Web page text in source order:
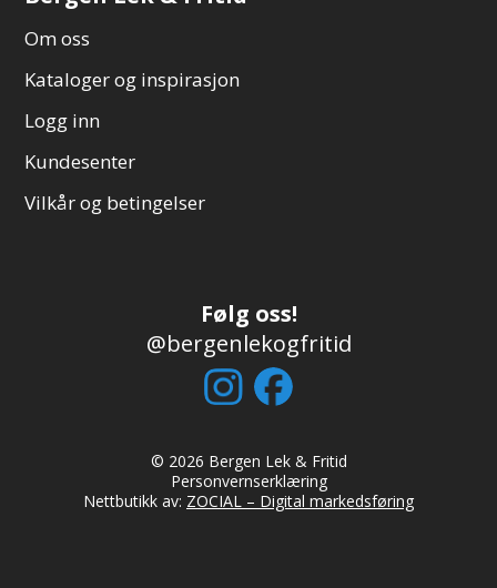
Om oss
Kataloger og inspirasjon
Logg inn
Kundesenter
Vilkår og betingelser
Følg oss!
@bergenlekogfritid
© 2026 Bergen Lek & Fritid
Personvernserklæring
Nettbutikk av: ZOCIAL – Digital markedsføring